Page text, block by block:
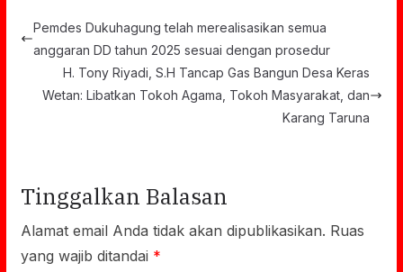
Pemdes Dukuhagung telah merealisasikan semua
anggaran DD tahun 2025 sesuai dengan prosedur
H. Tony Riyadi, S.H Tancap Gas Bangun Desa Keras
Wetan: Libatkan Tokoh Agama, Tokoh Masyarakat, dan
Karang Taruna
Tinggalkan Balasan
Alamat email Anda tidak akan dipublikasikan. Ruas
yang wajib ditandai *